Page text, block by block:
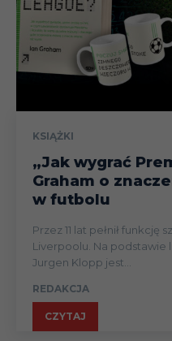
KSIĄŻKI
„Jak wygrać
Graham o
w futbolu
Przez 11 lat pełnił funkcję
Liverpoolu. Na podstawie
Jurgen Klopp jest...
REDAKCJA
CZYTAJ